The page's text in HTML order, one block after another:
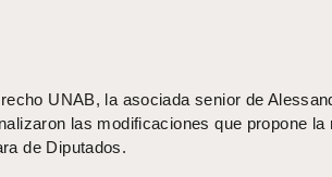
UNAB, la asociada senior de
las modificaciones que propone la
de Diputados.